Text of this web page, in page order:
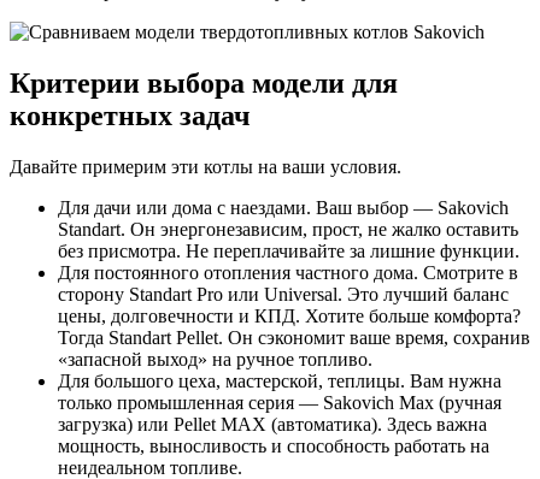
Критерии выбора модели для
конкретных задач
Давайте примерим эти котлы на ваши условия.
Для дачи или дома с наездами. Ваш выбор — Sakovich
Standart. Он энергонезависим, прост, не жалко оставить
без присмотра. Не переплачивайте за лишние функции.
Для постоянного отопления частного дома. Смотрите в
сторону Standart Pro или Universal. Это лучший баланс
цены, долговечности и КПД. Хотите больше комфорта?
Тогда Standart Pellet. Он сэкономит ваше время, сохранив
«запасной выход» на ручное топливо.
Для большого цеха, мастерской, теплицы. Вам нужна
только промышленная серия — Sakovich Max (ручная
загрузка) или Pellet MAX (автоматика). Здесь важна
мощность, выносливость и способность работать на
неидеальном топливе.